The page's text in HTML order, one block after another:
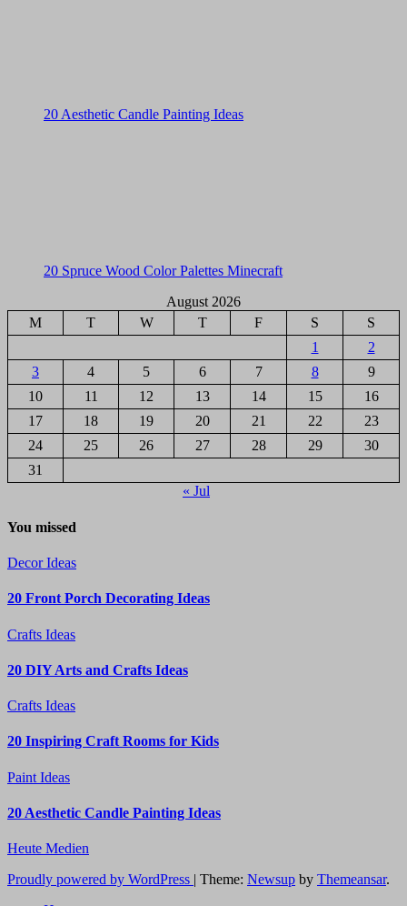
20 Aesthetic Candle Painting Ideas
20 Spruce Wood Color Palettes Minecraft
August 2026
M
T W T F S
S
1
2
3
4 5 6 7 8
9
10
11 12 13 14 15
16
17
18 19 20 21 22
23
24
25 26 27 28 29
30
31
« Jul
You missed
Decor Ideas
20 Front Porch Decorating Ideas
Crafts Ideas
20 DIY Arts and Crafts Ideas
Crafts Ideas
20 Inspiring Craft Rooms for Kids
Paint Ideas
20 Aesthetic Candle Painting Ideas
Heute Medien
Proudly powered by WordPress | Theme: Newsup by Themeansar.